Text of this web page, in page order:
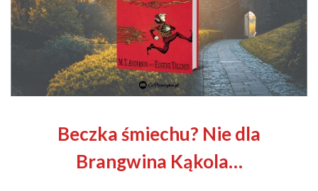
Beczka śmiechu? Nie dla
Brangwina Kąkola…